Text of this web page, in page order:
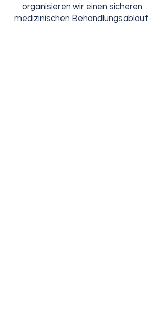
organisieren wir einen sicheren
medizinischen Behandlungsablauf.